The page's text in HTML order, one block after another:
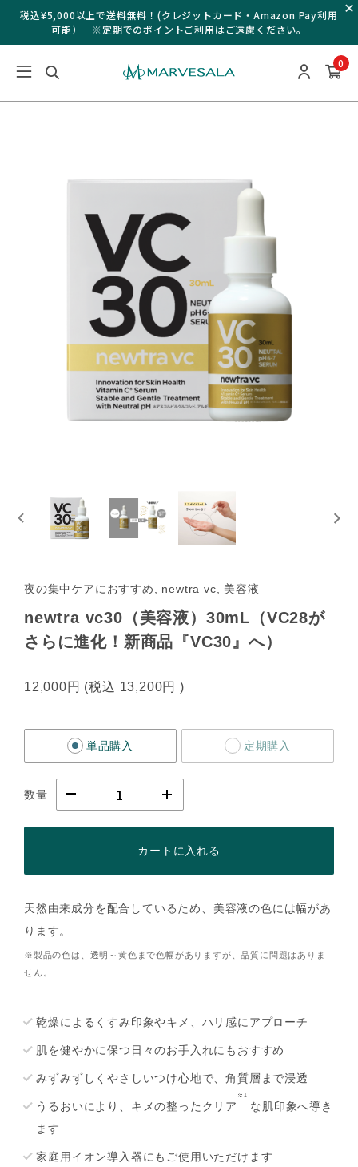
税込¥5,000以上で送料無料！(クレジットカード・Amazon Pay利用
可能） ※定期でのポイントご利用はご遠慮ください。
0
夜の集中ケアにおすすめ, newtra vc, 美容液
newtra vc30（美容液）30mL（VC28が
さらに進化！新商品『VC30』へ）
12,000円 (税込 13,200円 )
単品購入 定期購入
数量
カートに入れる
天然由来成分を配合しているため、美容液の色には幅があ
ります。
※製品の色は、透明～黄色まで色幅がありますが、品質に問題はありま
せん。
乾燥によるくすみ印象やキメ、ハリ感にアプローチ
肌を健やかに保つ日々のお手入れにもおすすめ
みずみずしくやさしいつけ心地で、角質層まで浸透
うるおいにより、キメの整ったクリア
※1
な肌印象へ導き
ます
家庭用イオン導入器にもご使用いただけます